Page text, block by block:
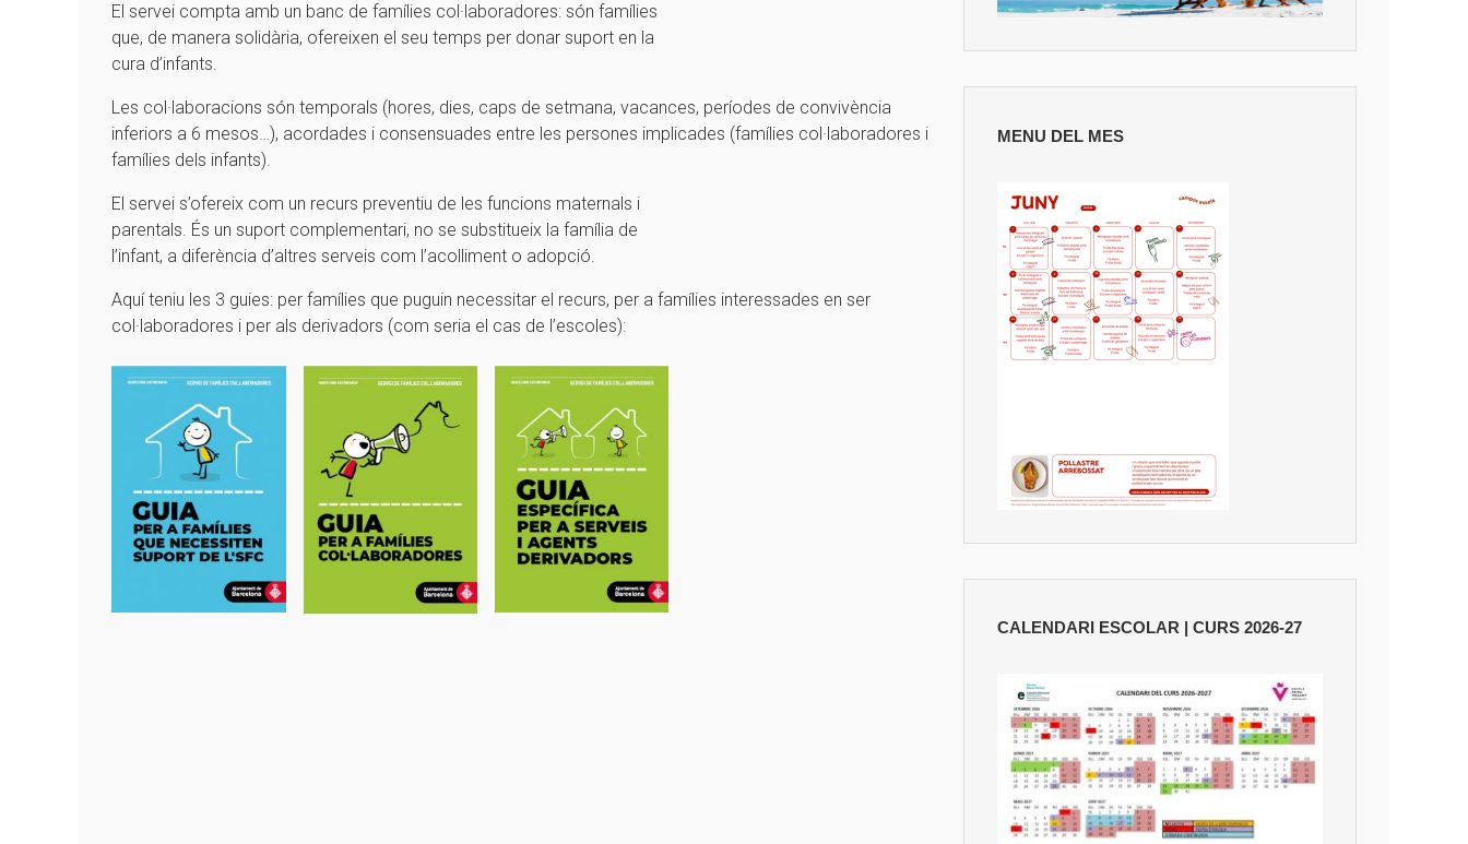
El servei compta amb un banc de famílies col·laboradores: són famílies
que, de manera solidària, ofereixen el seu temps per donar suport en la
cura d’infants.
Les col·laboracions són temporals (hores, dies, caps de setmana, vacances, períodes de convivència
inferiors a 6 mesos…), acordades i consensuades entre les persones implicades (famílies col·laboradores i
famílies dels infants).
El servei s’ofereix com un recurs preventiu de les funcions maternals i
parentals. És un suport complementari, no se substitueix la família de
l’infant, a diferència d’altres serveis com l’acolliment o adopció.
Aquí teniu les 3 guies: per famílies que puguin necessitar el recurs, per a famílies interessades en ser
col·laboradores i per als derivadors (com seria el cas de l’escoles):
MENU DEL MES
CALENDARI ESCOLAR | CURS 2026-27